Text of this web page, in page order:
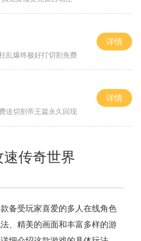
乱爆终极好打切割免费
详情
送切割帝王篇永久回现
详情
传奇世界
备受玩家喜爱的多人在线角色
、精美的画面和丰富多样的游